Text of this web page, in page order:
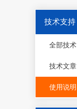
技术支持
全部技术
技术文章
使用说明